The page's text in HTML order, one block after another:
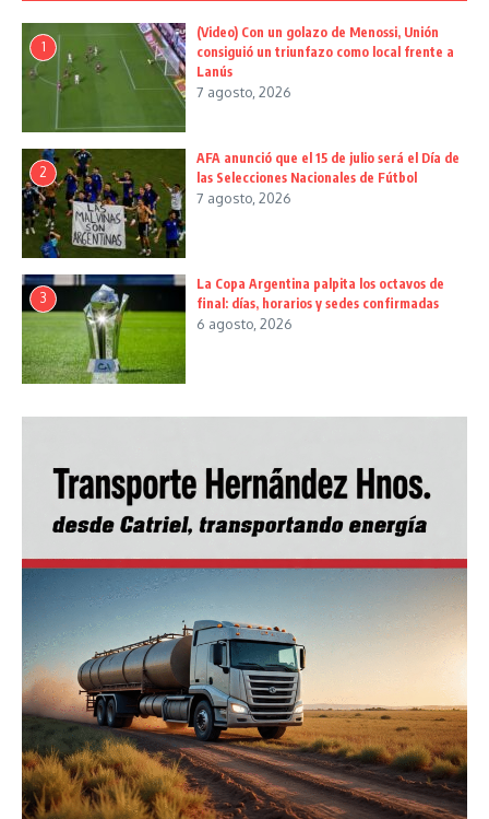
1
(Video) Con un golazo de Menossi, Unión
consiguió un triunfazo como local frente a
Lanús
7 agosto, 2026
2
AFA anunció que el 15 de julio será el Día de
las Selecciones Nacionales de Fútbol
7 agosto, 2026
3
La Copa Argentina palpita los octavos de
final: días, horarios y sedes confirmadas
6 agosto, 2026